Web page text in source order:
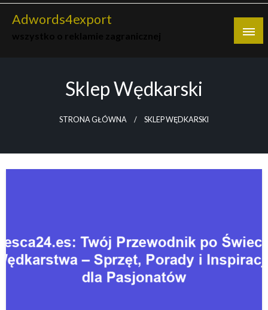
Skip
Adwords4export
Sklep Wędkarski
STRONA GŁÓWNA SKLEP WĘDKARSKI